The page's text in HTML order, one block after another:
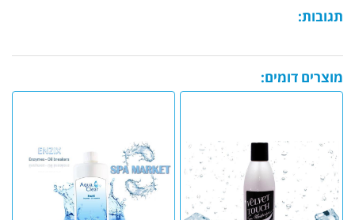
תגובות:
מוצרים דומים: